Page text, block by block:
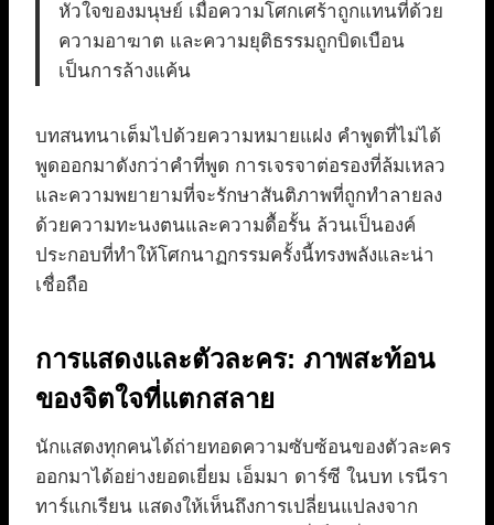
หัวใจของมนุษย์ เมื่อความโศกเศร้าถูกแทนที่ด้วย
ความอาฆาต และความยุติธรรมถูกบิดเบือน
เป็นการล้างแค้น
บทสนทนาเต็มไปด้วยความหมายแฝง คำพูดที่ไม่ได้
พูดออกมาดังกว่าคำที่พูด การเจรจาต่อรองที่ล้มเหลว
และความพยายามที่จะรักษาสันติภาพที่ถูกทำลายลง
ด้วยความทะนงตนและความดื้อรั้น ล้วนเป็นองค์
ประกอบที่ทำให้โศกนาฏกรรมครั้งนี้ทรงพลังและน่า
เชื่อถือ
การแสดงและตัวละคร: ภาพสะท้อน
ของจิตใจที่แตกสลาย
นักแสดงทุกคนได้ถ่ายทอดความซับซ้อนของตัวละคร
ออกมาได้อย่างยอดเยี่ยม เอ็มมา ดาร์ซี ในบท เรนีรา
ทาร์แกเรียน แสดงให้เห็นถึงการเปลี่ยนแปลงจาก